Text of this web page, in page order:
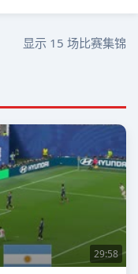
显示 15 场比赛集锦
29:58